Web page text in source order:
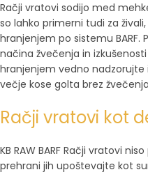
Račji vratovi sodijo med
so lahko primerni tudi za
hranjenjem po sistemu BARF.
načina žvečenja in
hranjenjem vedno
večje kose golta brez
Račji vratovi kot
KB RAW BARF Račji vratovi
prehrani jih upoštevajte kot